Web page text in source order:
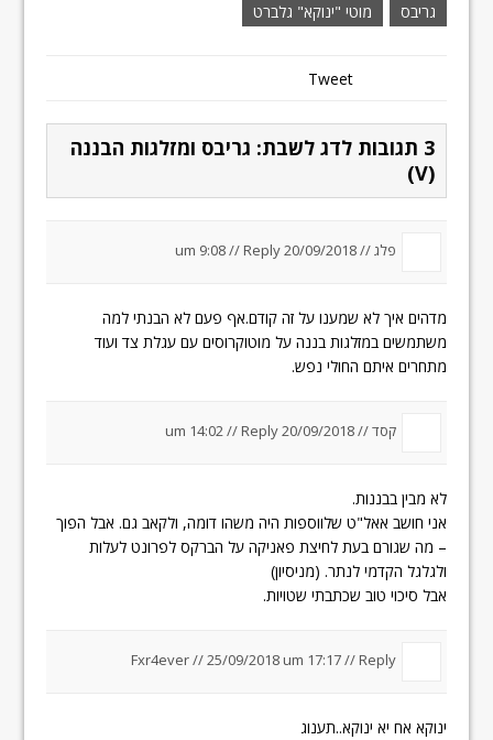
גריבס מוטי "ינוקא" גלברט
Tweet
3 תגובות לדג לשבת: גריבס ומזלגות הבננה
(V)
פלג //20/09/2018 um 9:08
//Reply
מדהים איך לא שמענו על זה קודם.אף פעם לא הבנתי למה
משתמשים במזלגות בננה על מוטוקרוסים עם עגלת צד ועוד
מתחרים איתם החולי נפש.
קסד //20/09/2018 um 14:02
//Reply
לא מבין בבננות.
אני חושב אאל"ט שלווספות היה משהו דומה, ולקאב גם. אבל הפוך
– מה שגורם בעת לחיצת פאניקה על הברקס לפרונט לעלות
ולגלגל הקדמי לנתר. (מניסיון)
אבל סיכוי טוב שכתבתי שטויות.
Fxr4ever //25/09/2018 um 17:17//Reply
ינוקא אח יא ינוקא..תענוג